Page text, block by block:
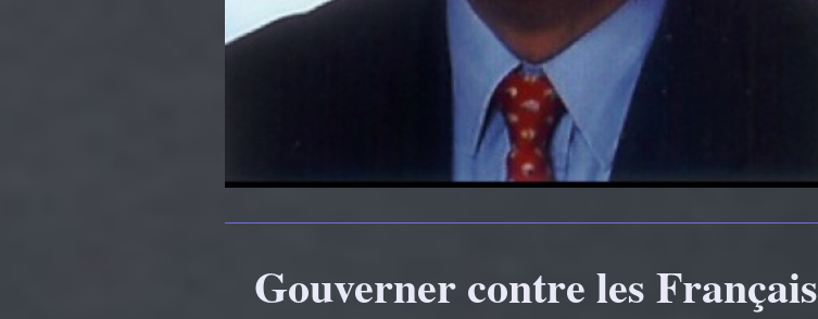
Gouverner contre les Français